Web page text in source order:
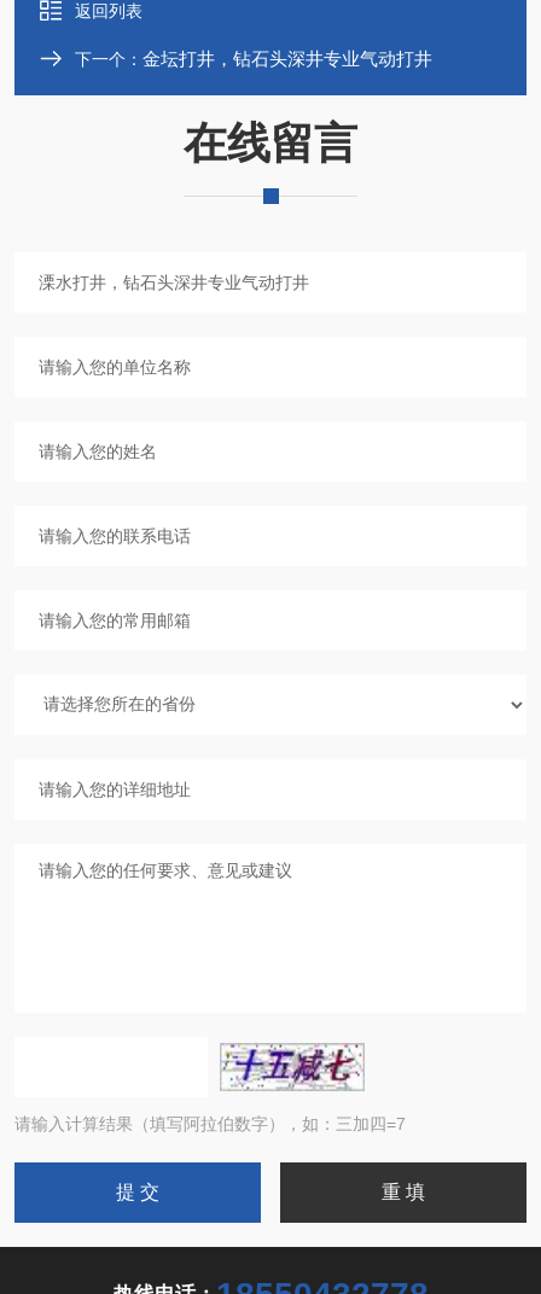
返回列表
下一个： 金坛打井，钻石头深井专业气动打井
在线留言
请输入计算结果（填写阿拉伯数字），如：三加四=7